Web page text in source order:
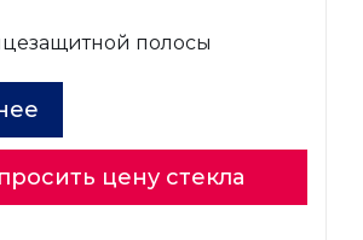
полосы
цену стекла